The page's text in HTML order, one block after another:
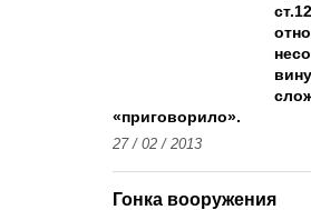
«приговорило».
27 / 02 / 2013
Гонка вооружения